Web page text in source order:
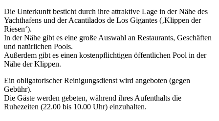
Die Unterkunft besticht durch ihre attraktive Lage in der Nähe des
Yachthafens und der Acantilados de Los Gigantes (‚Klippen der
Riesen‘).
In der Nähe gibt es eine große Auswahl an Restaurants, Geschäften
und natürlichen Pools.
Außerdem gibt es einen kostenpflichtigen öffentlichen Pool in der
Nähe der Klippen.
Ein obligatorischer Reinigungsdienst wird angeboten (gegen
Gebühr).
Die Gäste werden gebeten, während ihres Aufenthalts die
Ruhezeiten (22.00 bis 10.00 Uhr) einzuhalten.